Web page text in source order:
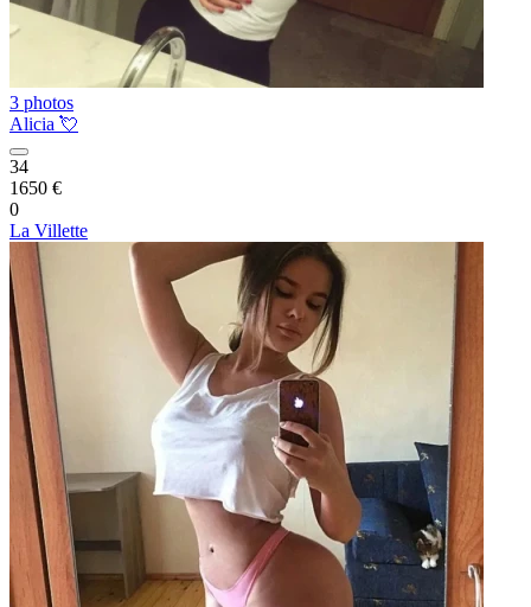
3 photos
Alicia 💘
34
1650 €
0
La Villette